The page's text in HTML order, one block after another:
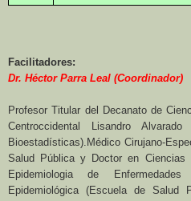
Facilitadores:
Dr. Héctor Parra Leal (Coordinador)
Profesor Titular del Decanato de
Centroccidental Lisandro
Bioestadísticas).Médico Cirujano-
Salud Pública y Doctor en Ciencias
Epidemiologia de
Epidemiológica (Escuela de